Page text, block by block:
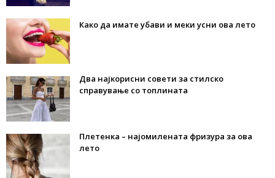
Како да имате убави и меки усни ова лето
Два најкорисни совети за стилско
справување со топлината
Плетенка – најомилената фризура за ова
лето